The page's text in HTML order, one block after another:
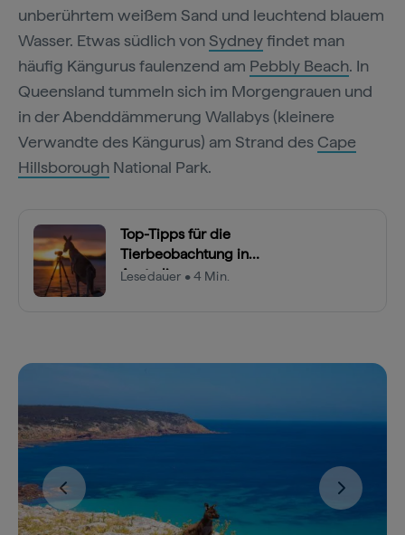
unberührtem weißem Sand und leuchtend blauem
Wasser. Etwas südlich vonSydneyfindet man
häufig Kängurus faulenzend am Pebbly Beach. In
Queensland tummeln sich im Morgengrauen und
in der Abenddämmerung Wallabys (kleinere
Verwandte des Kängurus) am Strand des Cape
Hillsborough National Park.
Top-Tipps für die
Tierbeobachtung in
Australien
Lesedauer • 4 Min.